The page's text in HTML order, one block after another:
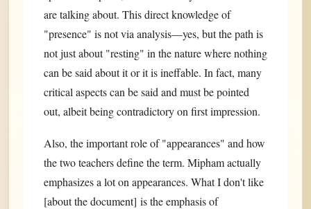
are talking about. This direct knowledge of
"presence" is not via analysis—yes, but the path is
not just about "resting" in the nature where nothing
can be said about it or it is ineffable. In fact, many
critical aspects can be said and must be pointed
out, albeit being contradictory on first impression.
Also, the important role of "appearances" and how
the two teachers define the term. Mipham actually
emphasizes a lot on appearances. What I don't like
[about the document] is the emphasis of